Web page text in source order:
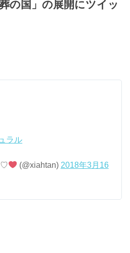
の国」の展開にツイッ
ラル
♡ (@xiahtan) 2018年3月16